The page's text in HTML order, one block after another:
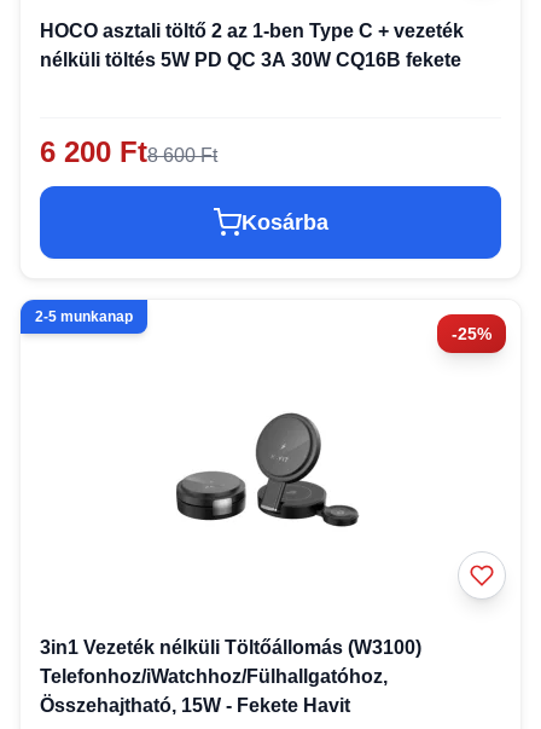
HOCO asztali töltő 2 az 1-ben Type C + vezeték
nélküli töltés 5W PD QC 3A 30W CQ16B fekete
6 200 Ft8 600 Ft
Kosárba
-25%
2-5 munkanap
3in1 Vezeték nélküli Töltőállomás (W3100)
Telefonhoz/iWatchhoz/Fülhallgatóhoz,
Összehajtható, 15W - Fekete Havit